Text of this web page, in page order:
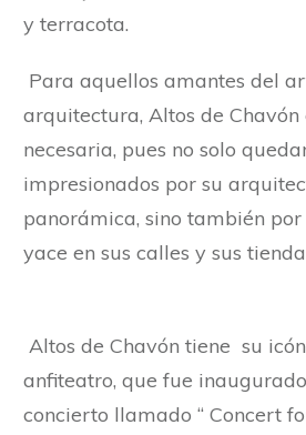
y terracota.
Para aquellos amantes del
arquitectura, Altos de
necesaria, pues no solo
impresionados por su
panorámica, sino también
yace en sus calles y sus
Altos de Chavón tiene su
anfiteatro, que fue
concierto llamado “ Concert